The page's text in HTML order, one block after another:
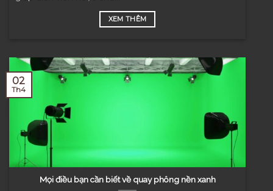
XEM THÊM
Mọi điều bạn cần biết về quay phông nền xanh
02
Th4